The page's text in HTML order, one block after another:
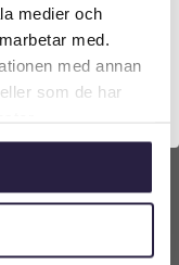
medier och
med.
med annan
som de har